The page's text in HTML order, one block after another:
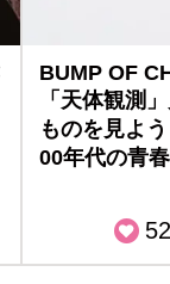
BUMP OF
「天体観測
ものを見よ
00年代の青
52